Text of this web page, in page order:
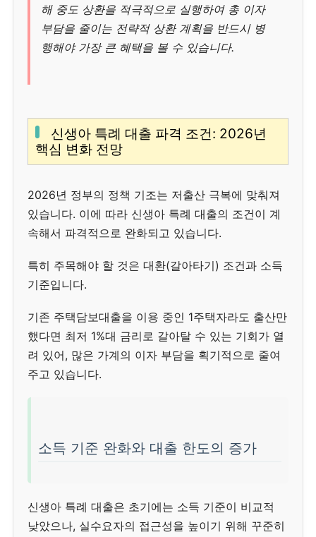
해 중도 상환을 적극적으로 실행하여 총 이자
부담을 줄이는 전략적 상환 계획을 반드시 병
행해야 가장 큰 혜택을 볼 수 있습니다.
신생아 특례 대출 파격 조건: 2026년
핵심 변화 전망
2026년 정부의 정책 기조는 저출산 극복에 맞춰져
있습니다. 이에 따라 신생아 특례 대출의 조건이 계
속해서 파격적으로 완화되고 있습니다.
특히 주목해야 할 것은 대환(갈아타기) 조건과 소득
기준입니다.
기존 주택담보대출을 이용 중인 1주택자라도 출산만
했다면 최저 1%대 금리로 갈아탈 수 있는 기회가 열
려 있어, 많은 가계의 이자 부담을 획기적으로 줄여
주고 있습니다.
소득 기준 완화와 대출 한도의 증가
신생아 특례 대출은 초기에는 소득 기준이 비교적
낮았으나, 실수요자의 접근성을 높이기 위해 꾸준히